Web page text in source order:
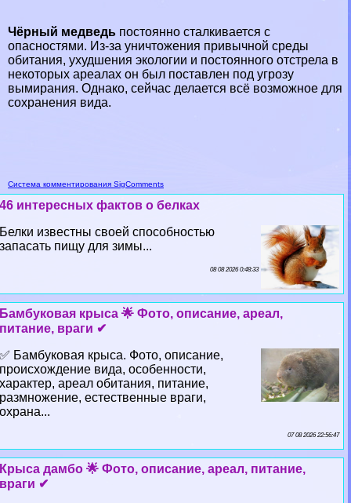
Чёрный медведь постоянно сталкивается с
опасностями. Из-за уничтожения привычной среды
обитания, ухудшения экологии и постоянного отстрела в
некоторых ареалах он был поставлен под угрозу
вымирания. Однако, сейчас делается всё возможное для
сохранения вида.
Система комментирования SigComments
46 интересных фактов о белках
Белки известны своей способностью
запасать пищу для зимы...
08 08 2026 0:48:33
Бамбуковая крыса 🌟 Фото, описание, ареал,
питание, враги ✔
✅ Бамбуковая крыса. Фото, описание,
происхождение вида, особенности,
хаpaктер, ареал обитания, питание,
размножение, естественные враги,
охрана...
07 08 2026 22:56:47
Крыса дамбо 🌟 Фото, описание, ареал, питание,
враги ✔